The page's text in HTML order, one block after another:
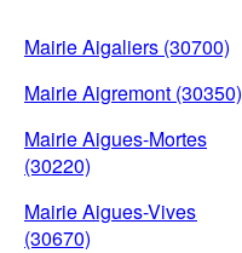
Mairie Aigaliers (30700)
Mairie Aigremont (30350)
Mairie Aigues-Mortes
(30220)
Mairie Aigues-Vives
(30670)